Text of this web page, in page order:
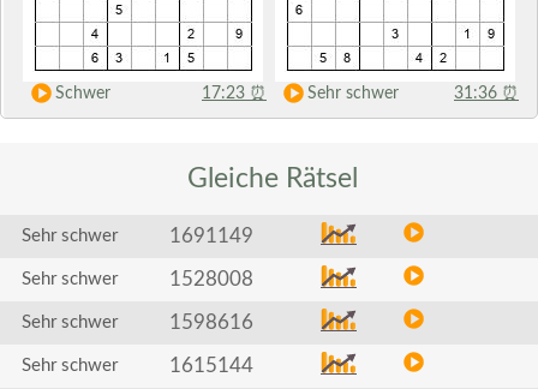
Schwer 17:23 ⏰ Sehr schwer 31:36 ⏰
Gleiche Rätsel
Sehr schwer 1691149
Sehr schwer 1528008
Sehr schwer 1598616
Sehr schwer 1615144